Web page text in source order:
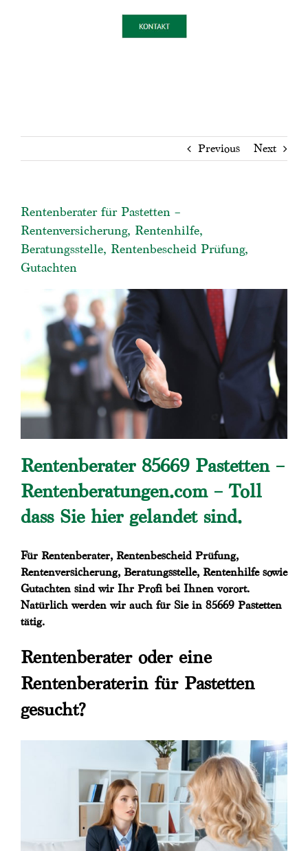
Previous Next
Rentenberater für Pastetten –
Rentenversicherung, Rentenhilfe,
Beratungsstelle, Rentenbescheid Prüfung,
Gutachten
Rentenberater 85669 Pastetten –
Rentenberatungen.com – Toll
dass Sie hier gelandet sind.
Für Rentenberater, Rentenbescheid Prüfung,
Rentenversicherung, Beratungsstelle, Rentenhilfe sowie
Gutachten sind wir Ihr Profi bei Ihnen vorort.
Natürlich werden wir auch für Sie in 85669 Pastetten
tätig.
Rentenberater oder eine
Rentenberaterin für Pastetten
gesucht?